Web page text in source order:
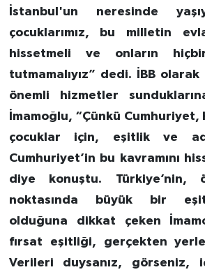
İstanbul'un neresinde
çocuklarımız, bu milletin
hissetmeli ve onların
tutmamalıyız” dedi. İBB
önemli hizmetler
İmamoğlu, “Çünkü Cumhuriyet,
çocuklar için, eşitlik ve
Cumhuriyet’in bu kavramını
diye konuştu. Türkiye’nin,
noktasında büyük bir
olduğuna dikkat çeken
fırsat eşitliği, gerçekten
Verileri duysanız, görseniz,